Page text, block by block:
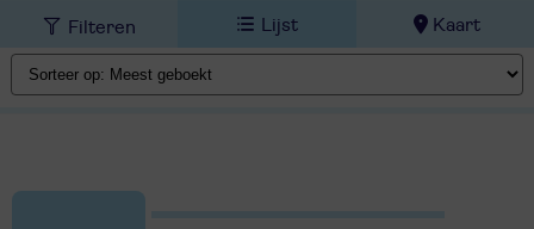
Filteren Lijst Kaart